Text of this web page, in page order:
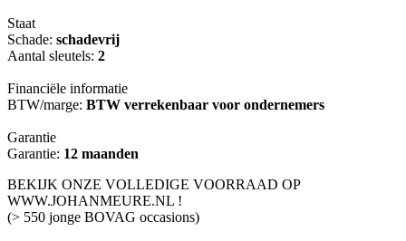
Staat
Schade: schadevrij
Aantal sleutels: 2
Financiële informatie
BTW/marge: BTW verrekenbaar voor ondernemers
Garantie
Garantie: 12 maanden
BEKIJK ONZE VOLLEDIGE VOORRAAD OP
WWW.JOHANMEURE.NL !
(> 550 jonge BOVAG occasions)